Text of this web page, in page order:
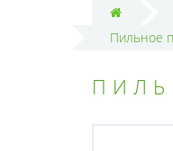
Пильное